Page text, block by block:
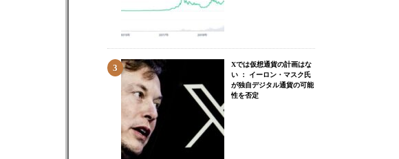
Xでは仮想通貨の計画はな
い ： イーロン・マスク氏
が独自デジタル通貨の可能
性を否定